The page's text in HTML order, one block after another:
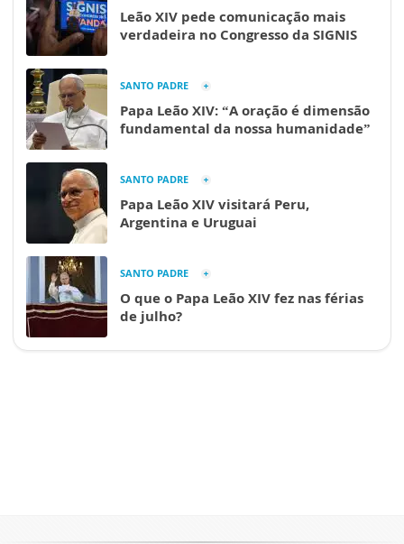
Leão XIV pede comunicação mais
verdadeira no Congresso da SIGNIS
SANTO PADRE
Papa Leão XIV: “A oração é dimensão
fundamental da nossa humanidade”
SANTO PADRE
Papa Leão XIV visitará Peru,
Argentina e Uruguai
SANTO PADRE
O que o Papa Leão XIV fez nas férias
de julho?